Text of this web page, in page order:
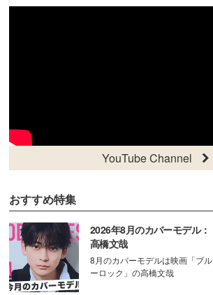
YouTube Channel
おすすめ特集
2026年8月のカバーモデル：
高橋文哉
8月のカバーモデルは映画「ブル
ーロック」の高橋文哉